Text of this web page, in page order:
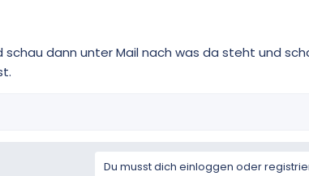
schau dann unter Mail nach was da steht und
Du musst dich einloggen oder